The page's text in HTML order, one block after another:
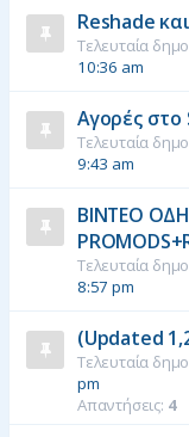
Reshade
Τελευταία
10:36 am
Αγορές στο
Τελευταία
9:43 am
ΒΙΝΤΕΟ
Τελευταία
8:57 pm
(Updated
Τελευταία
pm
Απαντήσεις: 4